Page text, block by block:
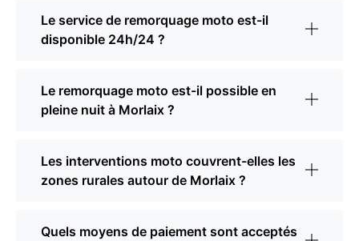
Le service de remorquage moto est-il
disponible 24h/24 ?
Le remorquage moto est-il possible en
pleine nuit à Morlaix ?
Les interventions moto couvrent-elles les
zones rurales autour de Morlaix ?
Quels moyens de paiement sont acceptés